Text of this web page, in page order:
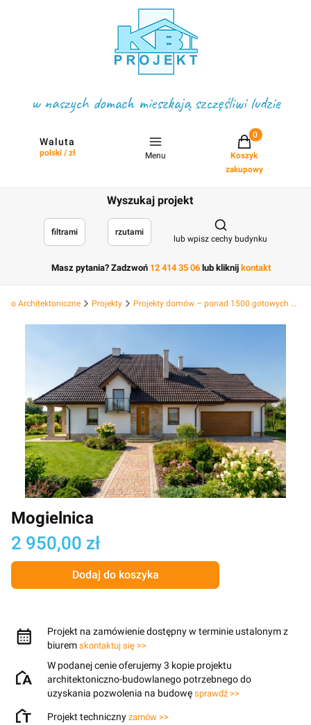
w naszych domach mieszkają szczęśliwi ludzie
Waluta
polski / zł Menu
Projekty w
Koszyk
zakupowy
Wyszukaj projekt
filtrami rzutami
Otwórz
lub wpisz cechy budynku
Masz pytania? Zadzwoń 12 414 35 06 lub kliknij kontakt
Architektoniczne Projekty Projekty domów – ponad 1500 gotowych projektów
Mogielnica
Cena
2 950,00 zł
Dodaj do koszyka
Projekt na zamówienie dostępny w terminie ustalonym z
biurem skontaktuj się >>
W podanej cenie oferujemy 3 kopie projektu
architektoniczno-budowlanego potrzebnego do
uzyskania pozwolenia na budowę sprawdź >>
Projekt techniczny zamów >>